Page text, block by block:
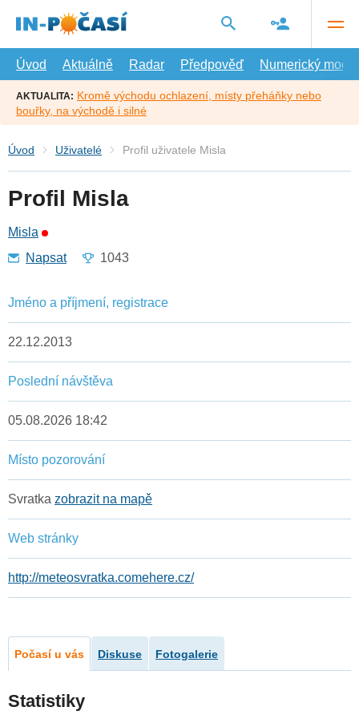
hlavní
Úvod
Aktuálně Radar Předpověď Numerický model
AKTUALITA: Kromě východu ochlazení, místy přeháňky nebo
bouřky, na východě i silné
Úvod Uživatelé Profil uživatele Misla
Profil Misla
Misla
Napsat
1043
Jméno a příjmení, registrace
22.12.2013
Poslední návštěva
05.08.2026 18:42
Místo pozorování
Svratka zobrazit na mapě
Web stránky
http://meteosvratka.comehere.cz/
Počasí u vás Diskuse Fotogalerie
Statistiky